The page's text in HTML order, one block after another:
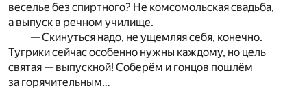
веселье без спиртного? Не комсомольская свадьба,
а выпуск в речном училище.
— Скинуться надо, не ущемляя себя, конечно.
Тугрики сейчас особенно нужны каждому, но цель
святая — выпускной! Соберём и гонцов пошлём
за горячительным…